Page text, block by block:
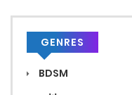
GENRES
BDSM